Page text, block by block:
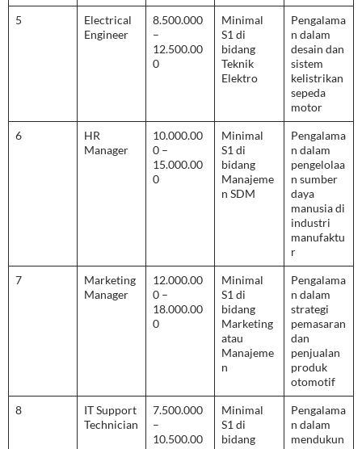
5
Electrical
Engineer
8.500.000
–
12.500.00
0
Minimal
S1 di
bidang
Teknik
Elektro
Pengalama
n dalam
desain dan
sistem
kelistrikan
sepeda
motor
6
HR
Manager
10.000.00
0 –
15.000.00
0
Minimal
S1 di
bidang
Manajeme
n SDM
Pengalama
n dalam
pengelolaa
n sumber
daya
manusia di
industri
manufaktu
r
7
Marketing
Manager
12.000.00
0 –
18.000.00
0
Minimal
S1 di
bidang
Marketing
atau
Manajeme
n
Pengalama
n dalam
strategi
pemasaran
dan
penjualan
produk
otomotif
8
IT Support
Technician
7.500.000
–
10.500.00
Minimal
S1 di
bidang
Pengalama
n dalam
mendukun